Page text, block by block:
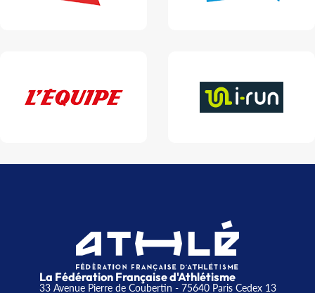
La Fédération Française d'Athlétisme
33 Avenue Pierre de Coubertin - 75640 Paris Cedex 13